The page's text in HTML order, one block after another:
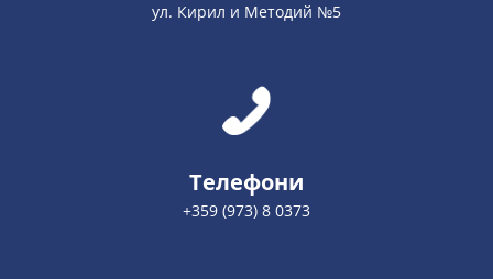
ул. Кирил и Методий №5
Телефони
+359 (973) 8 0373